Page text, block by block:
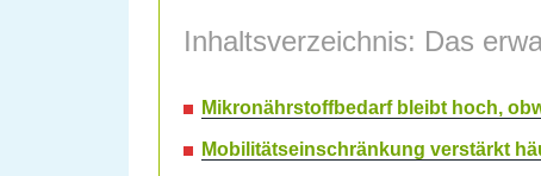
Inhaltsverzeichnis: Das
Mikronährstoffbedarf bleibt hoch,
Mobilitätseinschränkung verstärkt